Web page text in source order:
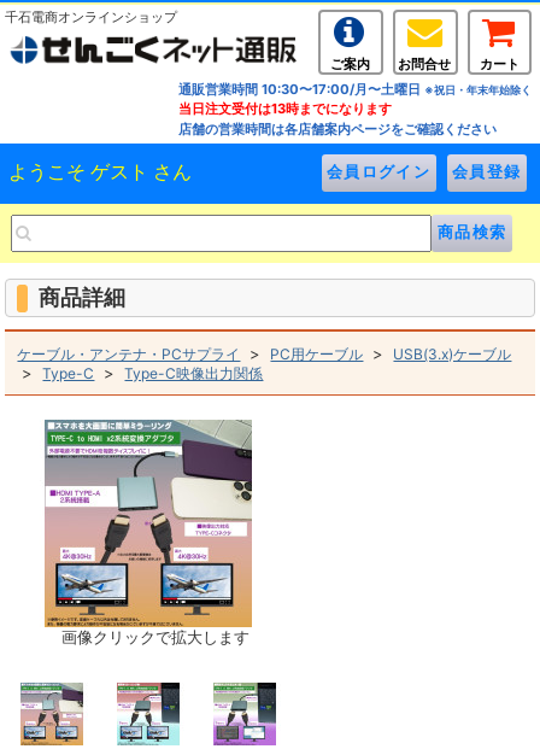
千石電商オンラインショップ
ご案内 お問合せ
カート
通販営業時間 10:30〜17:00/月〜土曜日 ※祝日・年末年始除く
当日注文受付は13時までになります
店舗の営業時間は各店舗案内ページをご確認ください
ようこそ ゲスト さん
商品詳細
ケーブル・アンテナ・PCサプライ > PC用ケーブル > USB(3.x)ケーブル
>Type-C >Type-C映像出力関係
画像クリックで拡大します